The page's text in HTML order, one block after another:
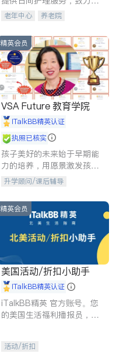
通过持续的护理创新来有效
老年中心 养老院
精英会员
VSA Future 教育学院
iTalkBB精英认证
执照已核实
孩子美好的未来始于早期能
力的培养，用愿景激发孩子
的学习潜力和动力。理念：
拥有成长型心态是成功的基
石。
升学顾问/课后辅导
精英会员
美国活动/折扣小助手
iTalkBB精英认证
iTalkBB精英 官方账号。您
的美国生活福利播报员，精
专属福利。
活动/折扣